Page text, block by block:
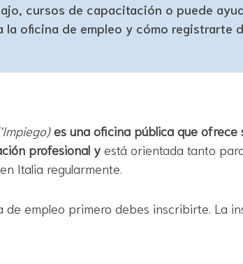
cursos de capacitación o puede
oficina de empleo y cómo registrarte
es una oficina pública que
profesional y está orientada tanto
Italia regularmente.
de empleo primero debes inscribirte. La